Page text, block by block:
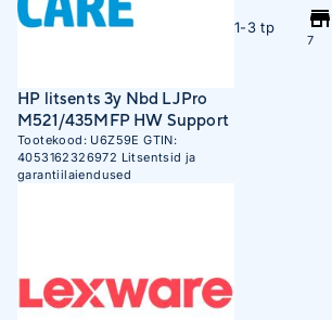
HP litsents 3y Nbd LJPro
M521/435MFP HW Support
Tootekood: U6Z59E GTIN:
4053162326972 Litsentsid ja
garantiilaiendused
1-3 tp
7